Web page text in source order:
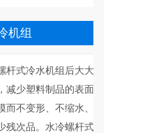
大提高了塑料制品
面纹痕和内应力，
、从而提高了生产
式冷水机主要作用